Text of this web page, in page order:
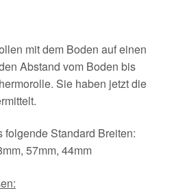
mit dem Boden auf einen
Abstand vom Boden bis
Sie haben jetzt die
Standard Breiten:
57mm, 44mm